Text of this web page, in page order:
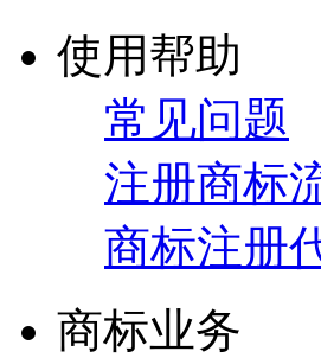
使用帮助
常见问题
注册商标
商标注册
商标业务